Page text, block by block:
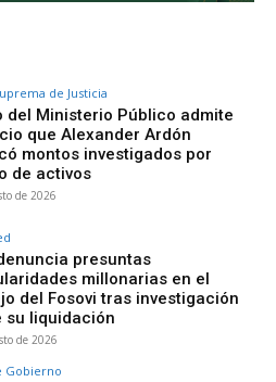
de Justicia
del Ministerio Público admite
que Alexander Ardón
montos investigados por
de activos
de 2026
presuntas
millonarias en el
del Fosovi tras investigación
su liquidación
de 2026
Gobierno